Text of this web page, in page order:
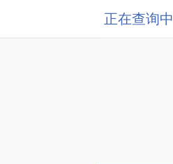
正在查询中